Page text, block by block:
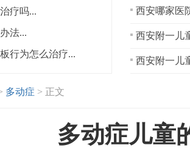
疗吗...
法...
行为怎么治疗...
西安附一儿
西安附一儿
多动症 > 正文
多动症儿童